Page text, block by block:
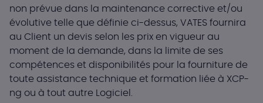
non prévue dans la maintenance corrective et/ou
évolutive telle que définie ci-dessus, VATES fournira
au Client un devis selon les prix en vigueur au
moment de la demande, dans la limite de ses
compétences et disponibilités pour la fourniture de
toute assistance technique et formation liée à XCP-
ng ou à tout autre Logiciel.